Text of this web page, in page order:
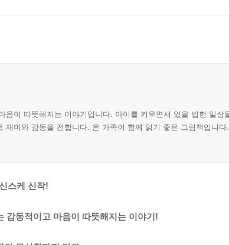
음이 따뜻해지는 이야기입니다. 아이를 키우면서 있을 법한 일상
재미와 감동을 전합니다. 온 가족이 함께 읽기 좋은 그림책입니다.
스케 신작!
감동적이고 마음이 따뜻해지는 이야기!